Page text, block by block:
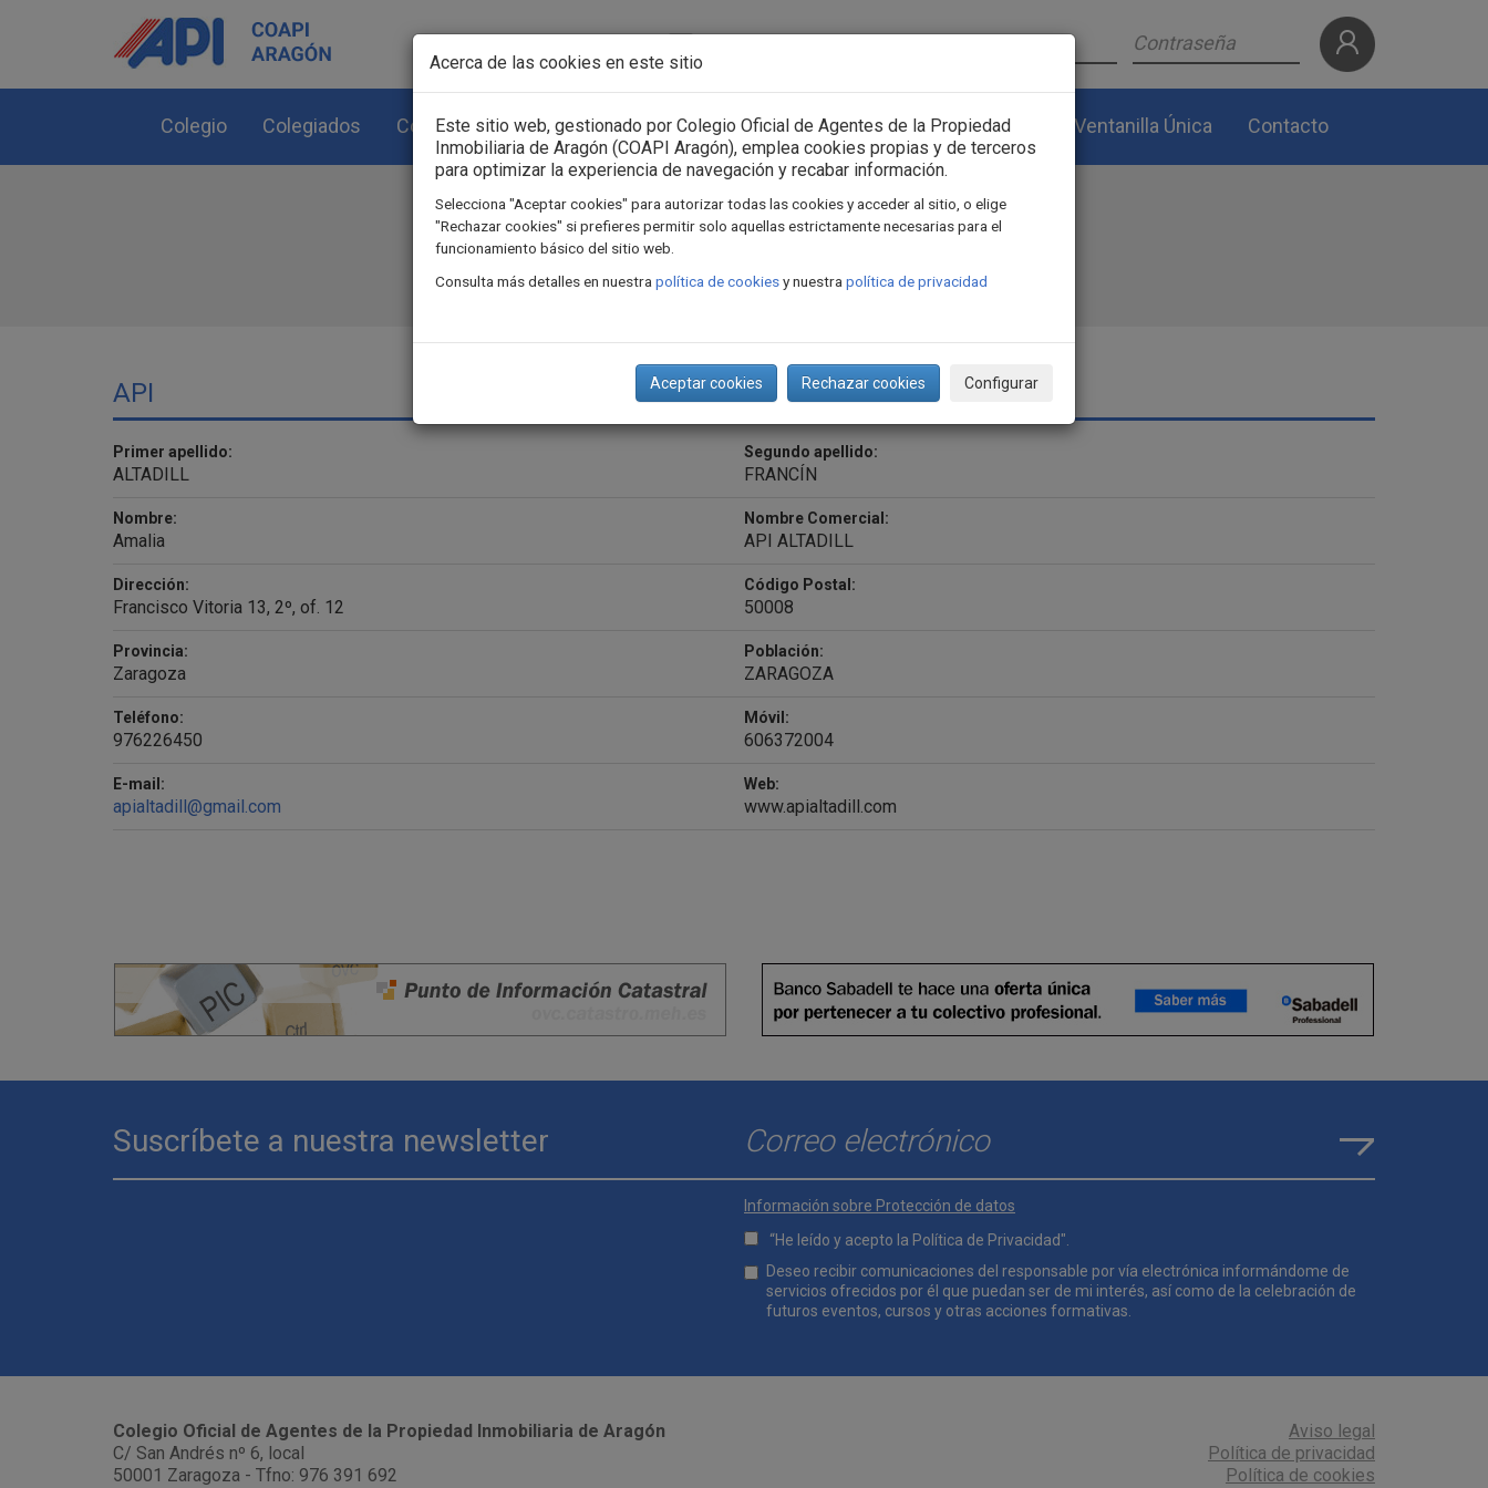
Colegio Colegiados Colegiación Asociación Consejo General Formación Actualidad Ventanilla Única Contacto
apialtadill@gmail.com
API
Primer apellido:
ALTADILL
Segundo apellido:
FRANCÍN
Nombre:
Amalia
Nombre Comercial:
API ALTADILL
Dirección:
Francisco Vitoria 13, 2º, of. 12
Código Postal:
50008
Provincia:
Zaragoza
Población:
ZARAGOZA
Teléfono:
976226450
Móvil:
606372004
E-mail:
apialtadill@gmail.com
Web:
www.apialtadill.com
Suscríbete a nuestra newsletter
E-mail*
Información sobre Protección de datos
“He leído y acepto la Política de Privacidad".
Lopd*
Deseo recibir comunicaciones del responsable por vía electrónica informándome de
servicios ofrecidos por él que puedan ser de mi interés, así como de la celebración de
futuros eventos, cursos y otras acciones formativas.
Enviar
Colegio Oficial de Agentes de la Propiedad Inmobiliaria de Aragón
C/ San Andrés nº 6, local
50001 Zaragoza - Tfno: 976 391 692
Aviso legal
Política de privacidad
Política de cookies
Acerca de las cookies en este sitio
Este sitio web, gestionado por Colegio Oficial de Agentes de la Propiedad
Inmobiliaria de Aragón (COAPI Aragón), emplea cookies propias y de terceros
para optimizar la experiencia de navegación y recabar información.
Selecciona "Aceptar cookies" para autorizar todas las cookies y acceder al sitio, o elige
"Rechazar cookies" si prefieres permitir solo aquellas estrictamente necesarias para el
funcionamiento básico del sitio web.
Consulta más detalles en nuestra política de cookiesy nuestra política de privacidad
Aceptar cookies Rechazar cookies Configurar